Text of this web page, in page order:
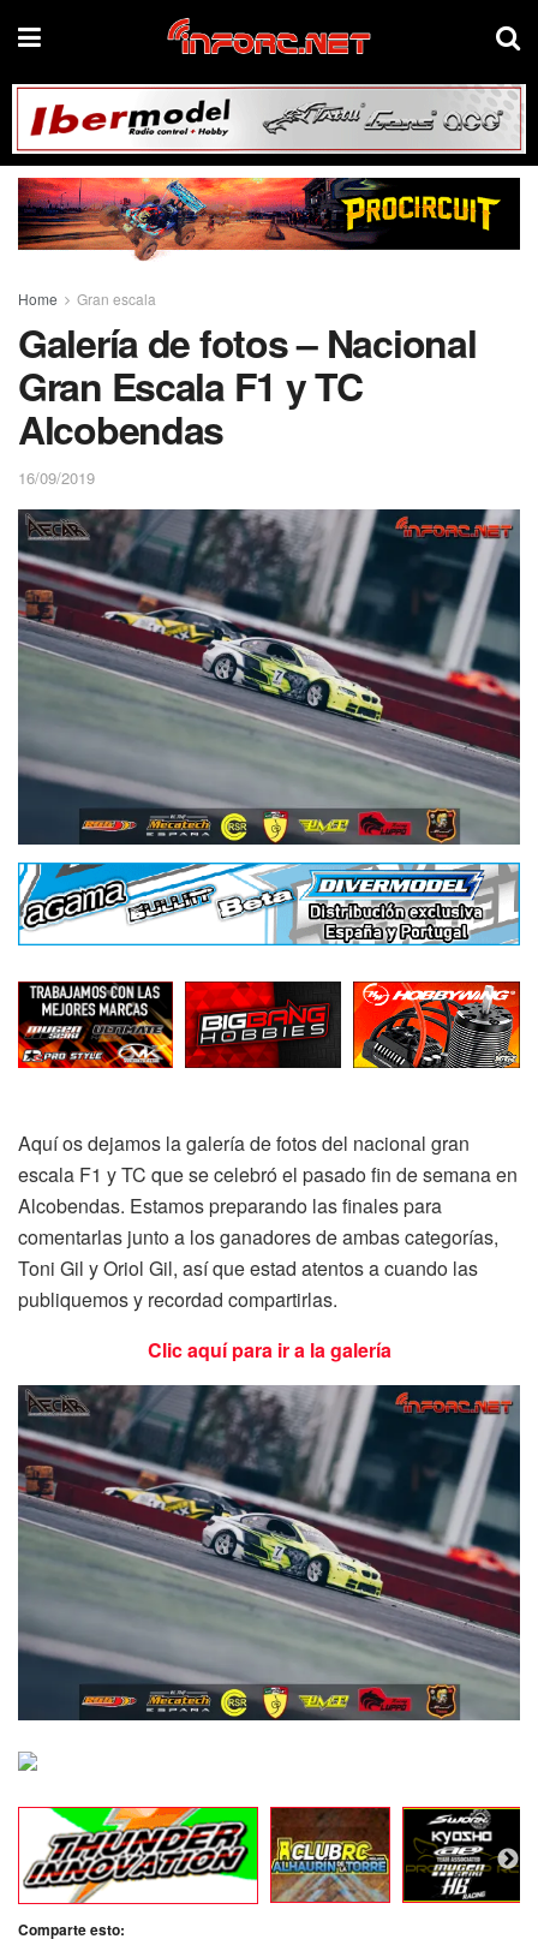
Home Gran escala
Galería de fotos – Nacional
Gran Escala F1 y TC
Alcobendas
16/09/2019
Aquí os dejamos la galería de fotos del nacional gran
escala F1 y TC que se celebró el pasado fin de semana en
Alcobendas. Estamos preparando las finales para
comentarlas junto a los ganadores de ambas categorías,
Toni Gil y Oriol Gil, así que estad atentos a cuando las
publiquemos y recordad compartirlas.
Clic aquí para ir a la galería
Comparte esto: